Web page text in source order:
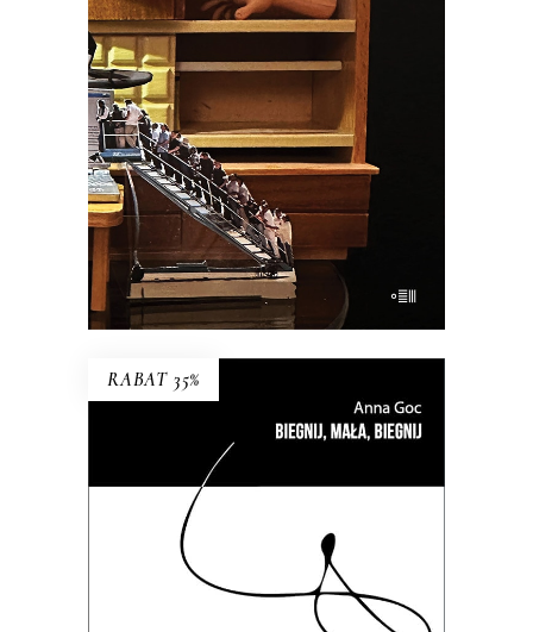
E-BOOK DO KOSZYKA
Esej uczestniczący o wczesnej starości i
zagadce rodzicielstwa.
53.00zł 34.45zł
KSIĄŻKA DO KOSZYKA
RABAT 35%
BIEGNIJ, MAŁA, BIEGNIJ
To kameralne reportaże o
intymnych tragediach, zmaganiach
z systemem i doświadczeniach nie